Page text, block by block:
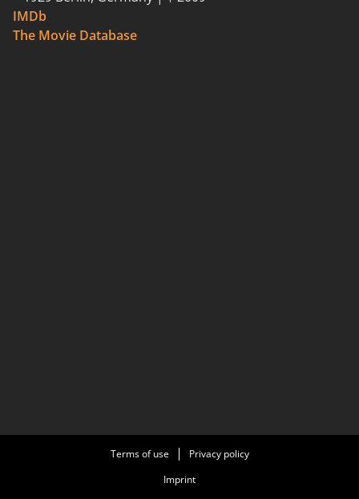
IMDb
The Movie Database
Terms of use
Privacy policy
Imprint